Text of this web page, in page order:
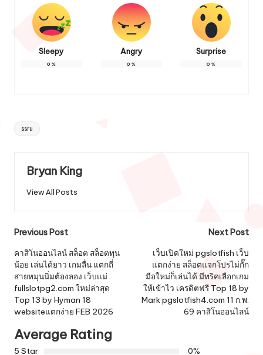
Sleepy
0%
Angry
0%
Surprise
0%
Tags:
ssru
Bryan King
View All Posts
Post
navigation
Previous Post
คาสิโนออนไลน์ สล็อต สล็อตทุน
น้อย เล่นได้ยาว เกมลื่น แตกถี่
สายหมุนนิ่มต้องลอง เว็บแม่
fullslotpg2.com ใหม่ล่าสุด
Top 13 by Hyman 18
websiteแตกง่าย FEB 2026
Next Post
เว็บเปิดใหม่ pgslotfish เว็บ
แตกง่าย สล็อตแจกโปรไม่กั๊ก
มือใหม่ก็เล่นได้ มีทริคเลือกเกม
ให้เข้าไว เครดิตฟรี Top 18 by
Mark pgslotfish4.com 11 ก.พ.
69 คาสิโนออนไลน์
Average Rating
5 Star 0%